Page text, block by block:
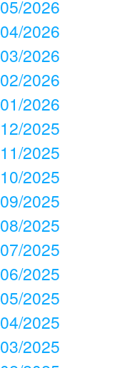
05/2026
04/2026
03/2026
02/2026
01/2026
12/2025
11/2025
10/2025
09/2025
08/2025
07/2025
06/2025
05/2025
04/2025
03/2025